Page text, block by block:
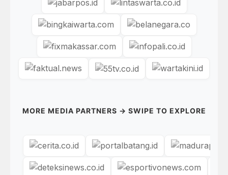
MORE MEDIA PARTNERS → SWIPE TO EXPLORE